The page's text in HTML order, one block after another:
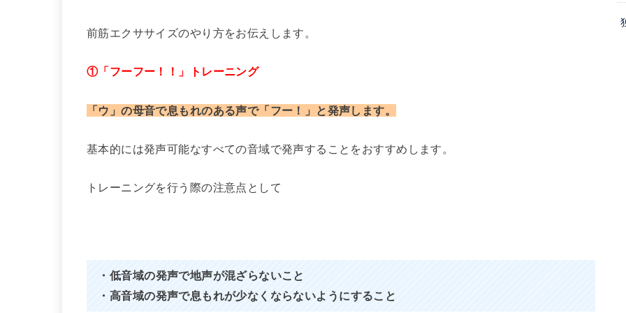
前筋エクササイズのやり方をお伝えします。
①「フーフー！！」トレーニング
「ウ」の母音で息もれのある声で「フー！」と発声します。
基本的には発声可能なすべての音域で発声することをおすすめします。
トレーニングを行う際の注意点として
・低音域の発声で地声が混ざらないこと
・高音域の発声で息もれが少なくならないようにすること